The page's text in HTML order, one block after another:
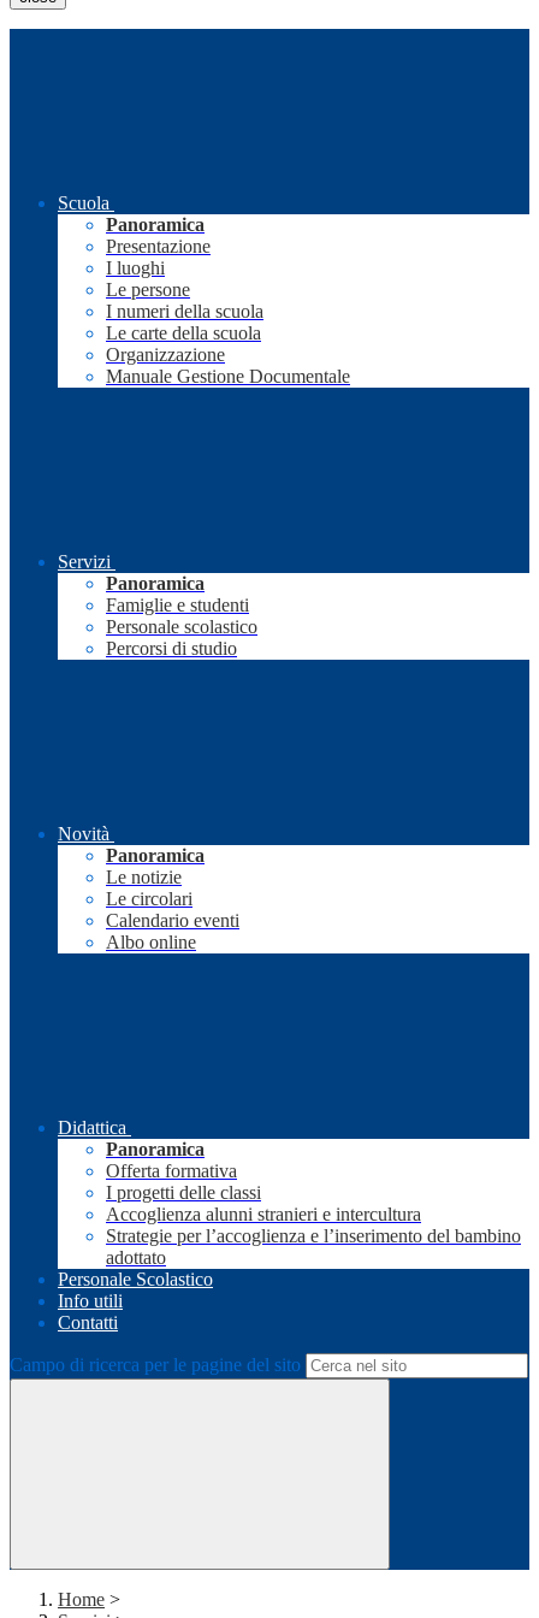
Scuola
Panoramica
Presentazione
I luoghi
Le persone
I numeri della scuola
Le carte della scuola
Organizzazione
Manuale Gestione Documentale
Servizi
Panoramica
Famiglie e studenti
Personale scolastico
Percorsi di studio
Novità
Panoramica
Le notizie
Le circolari
Calendario eventi
Albo online
Didattica
Panoramica
Offerta formativa
I progetti delle classi
Accoglienza alunni stranieri e intercultura
Strategie per l’accoglienza e l’inserimento del bambino
adottato
Personale Scolastico
Info utili
Contatti
Campo di ricerca per le pagine del sito
Home >